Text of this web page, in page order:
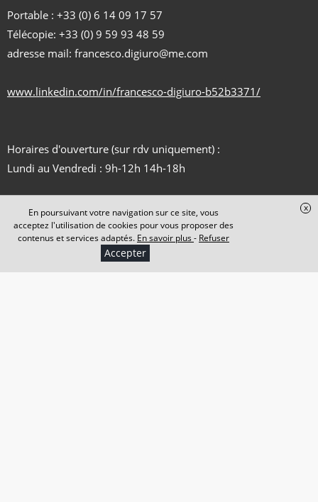
Portable : +33 (0) 6 14 09 17 57
Télécopie: +33 (0) 9 59 93 48 59
adresse mail: francesco.digiuro@me.com
www.linkedin.com/in/francesco-digiuro-b52b3371/
Horaires d'ouverture (sur rdv uniquement) :
Lundi au Vendredi : 9h-12h 14h-18h
CONTACTEZ-NOUS
En poursuivant votre navigation sur ce site, vous
acceptez l'utilisation de cookies pour vous proposer des
contenus et services adaptés. En savoir plus- Refuser
Accepter
x